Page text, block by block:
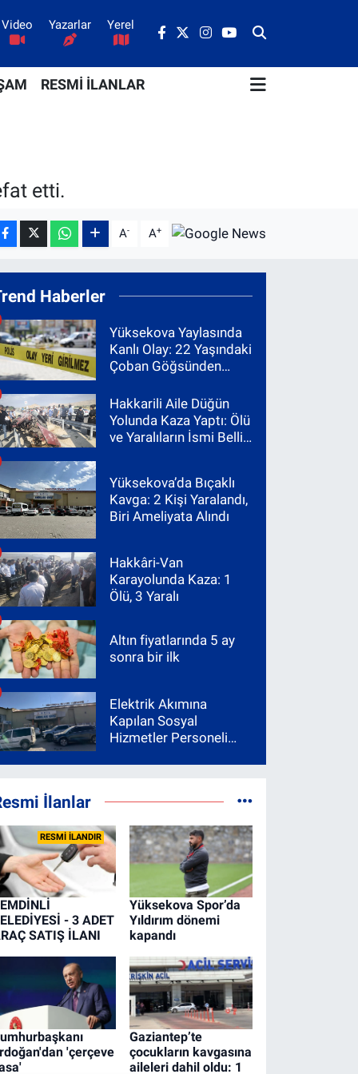
Video Yazarlar Yerel
RESMİ İLANLAR
etti.
A- A+
Haberler
Yüksekova Yaylasında
Kanlı Olay: 22 Yaşındaki
Çoban Göğsünden
Hakkarili Aile Düğün
Yolunda Kaza Yaptı: Ölü
ve Yaralıların İsmi Belli
Yüksekova’da Bıçaklı
Kavga: 2 Kişi Yaralandı,
Biri Ameliyata Alındı
Hakkâri-Van
Karayolunda Kaza: 1
Ölü, 3 Yaralı
Altın fiyatlarında 5 ay
sonra bir ilk
Elektrik Akımına
Kapılan Sosyal
Hizmetler Personeli
İlanlar
RESMİ İLANDIR
- 3 ADET
SATIŞ İLANI
Yüksekova Spor’da
Yıldırım dönemi
kapandı
'çerçeve
Gaziantep’te
çocukların kavgasına
aileleri dahil oldu: 1